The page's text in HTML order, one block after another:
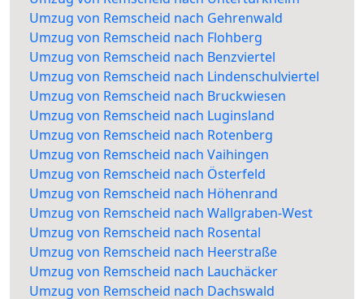
Umzug von Remscheid nach Gehrenwald
Umzug von Remscheid nach Flohberg
Umzug von Remscheid nach Benzviertel
Umzug von Remscheid nach Lindenschulviertel
Umzug von Remscheid nach Bruckwiesen
Umzug von Remscheid nach Luginsland
Umzug von Remscheid nach Rotenberg
Umzug von Remscheid nach Vaihingen
Umzug von Remscheid nach Österfeld
Umzug von Remscheid nach Höhenrand
Umzug von Remscheid nach Wallgraben-West
Umzug von Remscheid nach Rosental
Umzug von Remscheid nach Heerstraße
Umzug von Remscheid nach Lauchäcker
Umzug von Remscheid nach Dachswald